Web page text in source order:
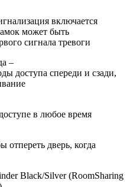
включается
может быть
сигнала тревоги
–
доступа спереди и сзади,
в любое время
отпереть дверь, когда